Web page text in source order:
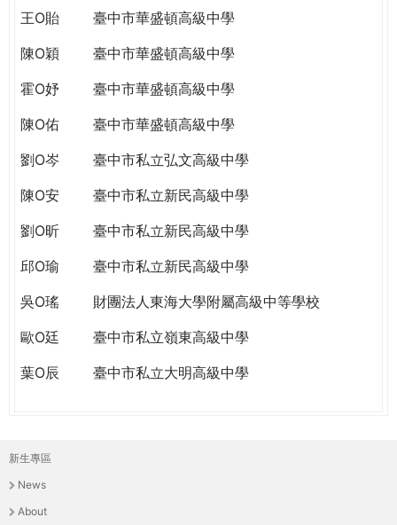
王O貽
臺中市華盛頓高級中學
陳O穎
臺中市華盛頓高級中學
霍O妤
臺中市華盛頓高級中學
陳O佑
臺中市華盛頓高級中學
劉O岑
臺中市私立弘文高級中學
陳O安
臺中市私立新民高級中學
劉O昕
臺中市私立新民高級中學
邱O瑜
臺中市私立新民高級中學
吳O瑤
財團法人東海大學附屬高級中等學校
歐O廷
臺中市私立嶺東高級中學
葉O辰
臺中市私立大明高級中學
主
選
新生專區
News
About